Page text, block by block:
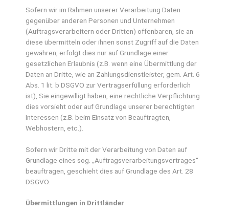
Sofern wir im Rahmen unserer Verarbeitung Daten
gegenüber anderen Personen und Unternehmen
(Auftragsverarbeitern oder Dritten) offenbaren, sie an
diese übermitteln oder ihnen sonst Zugriff auf die Daten
gewähren, erfolgt dies nur auf Grundlage einer
gesetzlichen Erlaubnis (z.B. wenn eine Übermittlung der
Daten an Dritte, wie an Zahlungsdienstleister, gem. Art. 6
Abs. 1 lit. b DSGVO zur Vertragserfüllung erforderlich
ist), Sie eingewilligt haben, eine rechtliche Verpflichtung
dies vorsieht oder auf Grundlage unserer berechtigten
Interessen (z.B. beim Einsatz von Beauftragten,
Webhostern, etc.).
Sofern wir Dritte mit der Verarbeitung von Daten auf
Grundlage eines sog. „Auftragsverarbeitungsvertrages“
beauftragen, geschieht dies auf Grundlage des Art. 28
DSGVO.
Übermittlungen in Drittländer